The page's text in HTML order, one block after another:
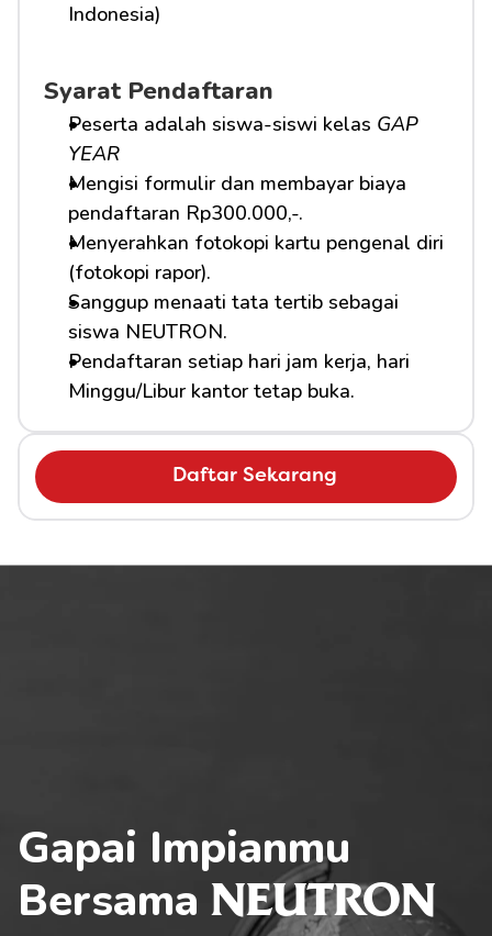
Daftar Sekarang
Indonesia)
Syarat Pendaftaran
Peserta adalah siswa-siswi kelas GAP
YEAR
Mengisi formulir dan membayar biaya
pendaftaran Rp300.000,-.
Menyerahkan fotokopi kartu pengenal diri
(fotokopi rapor).
Sanggup menaati tata tertib sebagai
siswa NEUTRON.
Pendaftaran setiap hari jam kerja, hari
Minggu/Libur kantor tetap buka.
Gapai Impianmu
Bersama NEUTRON